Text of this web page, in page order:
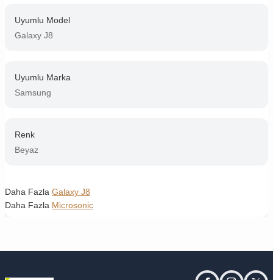
Uyumlu Model
Galaxy J8
Uyumlu Marka
Samsung
Renk
Beyaz
Daha Fazla Galaxy J8
Daha Fazla Microsonic